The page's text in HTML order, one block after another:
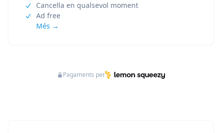
Cancel·la en qualsevol moment
Ad free
Més →
Pagaments per